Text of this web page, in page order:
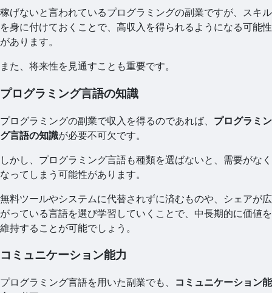
稼げないと言われているプログラミングの副業ですが、スキル
を身に付けておくことで、高収入を得られるようになる可能性
があります。
また、将来性を見通すことも重要です。
プログラミング言語の知識
プログラミングの副業で収入を得るのであれば、 プログラミン
グ言語の知識が必要不可欠です。
しかし、プログラミング言語も種類を選ばないと、需要がなく
なってしまう可能性があります。
無料ツールやシステムに代替されずに済むものや、シェアが広
がっている言語を選び学習していくことで、中長期的に価値を
維持することが可能でしょう。
コミュニケーション能力
プログラミング言語を用いた副業でも、
コミュニケーション能